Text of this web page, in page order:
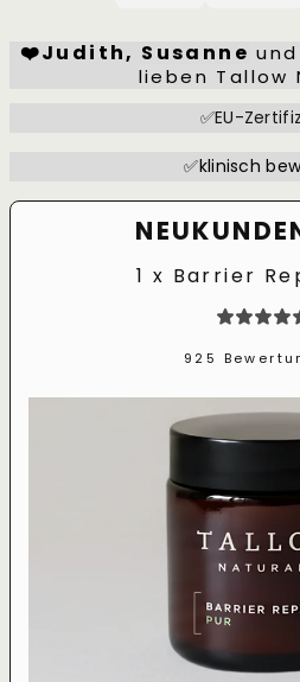
❤️Judith, Susanne und
lieben Tallow
✅EU-
✅klinisch
1 x Barrier
925